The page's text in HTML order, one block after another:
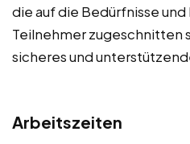
die auf die Bedürfnisse
Teilnehmer zugeschnitten
sicheres und
Arbeitszeiten